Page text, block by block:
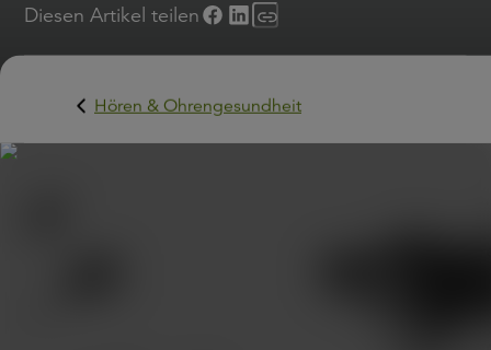
Diesen Artikel teilen
Hören & Ohrengesundheit